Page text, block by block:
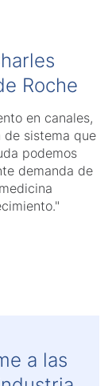
Roche
en canales,
de sistema que
podemos
demanda de
a las